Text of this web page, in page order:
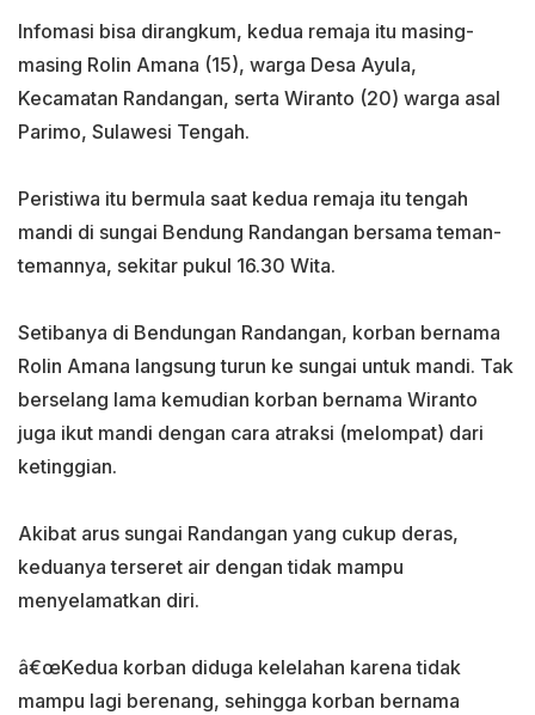
Infomasi bisa dirangkum, kedua remaja itu masing-
masing Rolin Amana (15), warga Desa Ayula,
Kecamatan Randangan, serta Wiranto (20) warga asal
Parimo, Sulawesi Tengah.
Peristiwa itu bermula saat kedua remaja itu tengah
mandi di sungai Bendung Randangan bersama teman-
temannya, sekitar pukul 16.30 Wita.
Setibanya di Bendungan Randangan, korban bernama
Rolin Amana langsung turun ke sungai untuk mandi. Tak
berselang lama kemudian korban bernama Wiranto
juga ikut mandi dengan cara atraksi (melompat) dari
ketinggian.
Akibat arus sungai Randangan yang cukup deras,
keduanya terseret air dengan tidak mampu
menyelamatkan diri.
â€œKedua korban diduga kelelahan karena tidak
mampu lagi berenang, sehingga korban bernama